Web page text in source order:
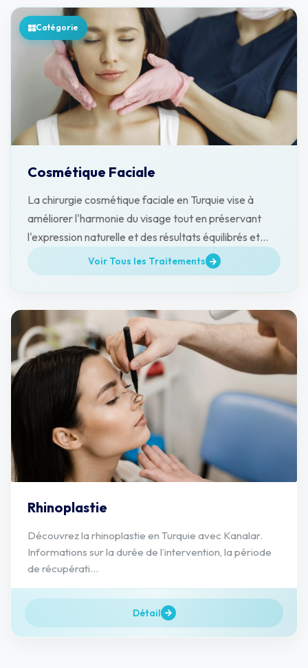
Catégorie
Cosmétique Faciale
La chirurgie cosmétique faciale en Turquie vise à
améliorer l'harmonie du visage tout en préservant
l'expression naturelle et des résultats équilibrés et
Voir Tous les Traitements
Rhinoplastie
Découvrez la rhinoplastie en Turquie avec Kanalar.
Informations sur la durée de l’intervention, la période
de récupérati...
Détail